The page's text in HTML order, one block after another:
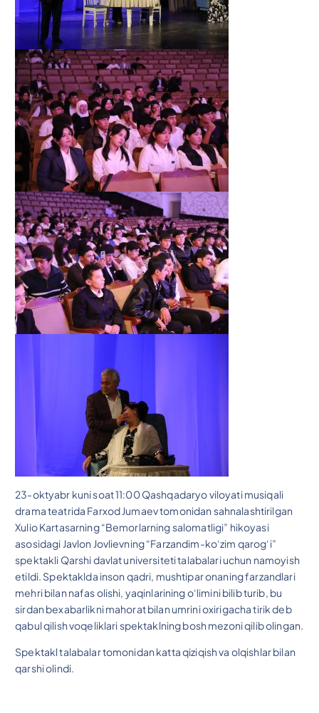
23-oktyabr kuni soat 11:00 Qashqadaryo viloyati musiqali
drama teatrida Farxod Jumaev tomonidan sahnalashtirilgan
Xulio Kartasarning “Bemorlarning salomatligi” hikoyasi
asosidagi Javlon Jovlievning “Farzandim-ko‘zim qarog‘i”
spektakli Qarshi davlat universiteti talabalari uchun namoyish
etildi. Spektaklda inson qadri, mushtipar onaning farzandlari
mehri bilan nafas olishi, yaqinlarining o‘limini bilib turib, bu
sirdan bexabarlikni mahorat bilan umrini oxirigacha tirik deb
qabul qilish voqeliklari spektaklning bosh mezoni qilib olingan.
Spektakl talabalar tomonidan katta qiziqish va olqishlar bilan
qarshi olindi.